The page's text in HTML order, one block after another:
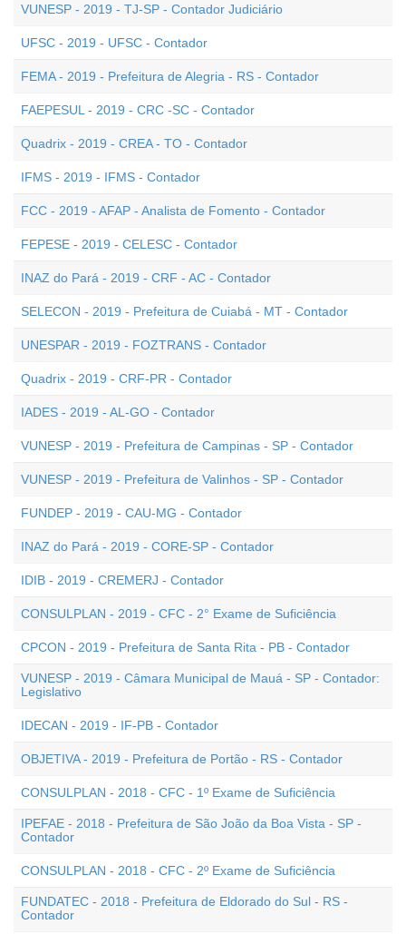
VUNESP - 2019 - TJ-SP - Contador Judiciário
UFSC - 2019 - UFSC - Contador
FEMA - 2019 - Prefeitura de Alegria - RS - Contador
FAEPESUL - 2019 - CRC -SC - Contador
Quadrix - 2019 - CREA - TO - Contador
IFMS - 2019 - IFMS - Contador
FCC - 2019 - AFAP - Analista de Fomento - Contador
FEPESE - 2019 - CELESC - Contador
INAZ do Pará - 2019 - CRF - AC - Contador
SELECON - 2019 - Prefeitura de Cuiabá - MT - Contador
UNESPAR - 2019 - FOZTRANS - Contador
Quadrix - 2019 - CRF-PR - Contador
IADES - 2019 - AL-GO - Contador
VUNESP - 2019 - Prefeitura de Campinas - SP - Contador
VUNESP - 2019 - Prefeitura de Valinhos - SP - Contador
FUNDEP - 2019 - CAU-MG - Contador
INAZ do Pará - 2019 - CORE-SP - Contador
IDIB - 2019 - CREMERJ - Contador
CONSULPLAN - 2019 - CFC - 2° Exame de Suficiência
CPCON - 2019 - Prefeitura de Santa Rita - PB - Contador
VUNESP - 2019 - Câmara Municipal de Mauá - SP - Contador:
Legislativo
IDECAN - 2019 - IF-PB - Contador
OBJETIVA - 2019 - Prefeitura de Portão - RS - Contador
CONSULPLAN - 2018 - CFC - 1º Exame de Suficiência
IPEFAE - 2018 - Prefeitura de São João da Boa Vista - SP -
Contador
CONSULPLAN - 2018 - CFC - 2º Exame de Suficiência
FUNDATEC - 2018 - Prefeitura de Eldorado do Sul - RS -
Contador